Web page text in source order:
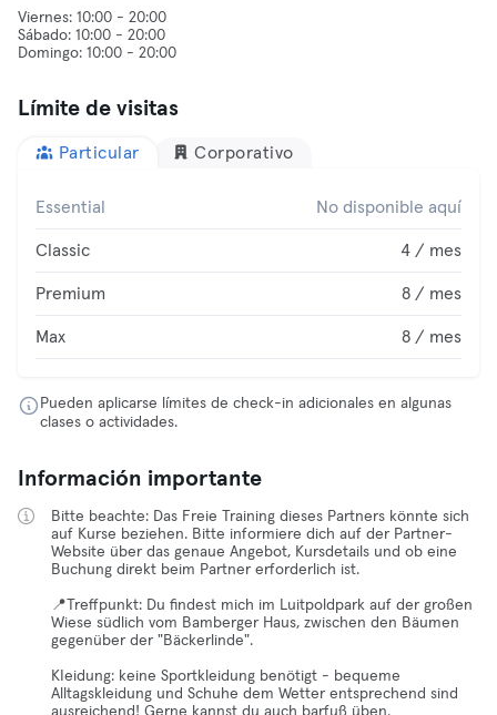
Viernes: 10:00 - 20:00
Sábado: 10:00 - 20:00
Límite de visitas
Particular Corporativo
Essential No disponible aquí
Classic 4 / mes
Premium 8 / mes
Max 8 / mes
Pueden aplicarse límites de check-in adicionales en algunas
clases o actividades.
Información importante
Bitte beachte: Das Freie Training dieses Partners könnte sich
auf Kurse beziehen. Bitte informiere dich auf der Partner-
Website über das genaue Angebot, Kursdetails und ob eine
Buchung direkt beim Partner erforderlich ist.
📍Treffpunkt: Du findest mich im Luitpoldpark auf der großen
Wiese südlich vom Bamberger Haus, zwischen den Bäumen
gegenüber der "Bäckerlinde".
KIeidung: keine Sportkleidung benötigt - bequeme
Alltagskleidung und Schuhe dem Wetter entsprechend sind
ausreichend! Gerne kannst du auch barfuß üben.